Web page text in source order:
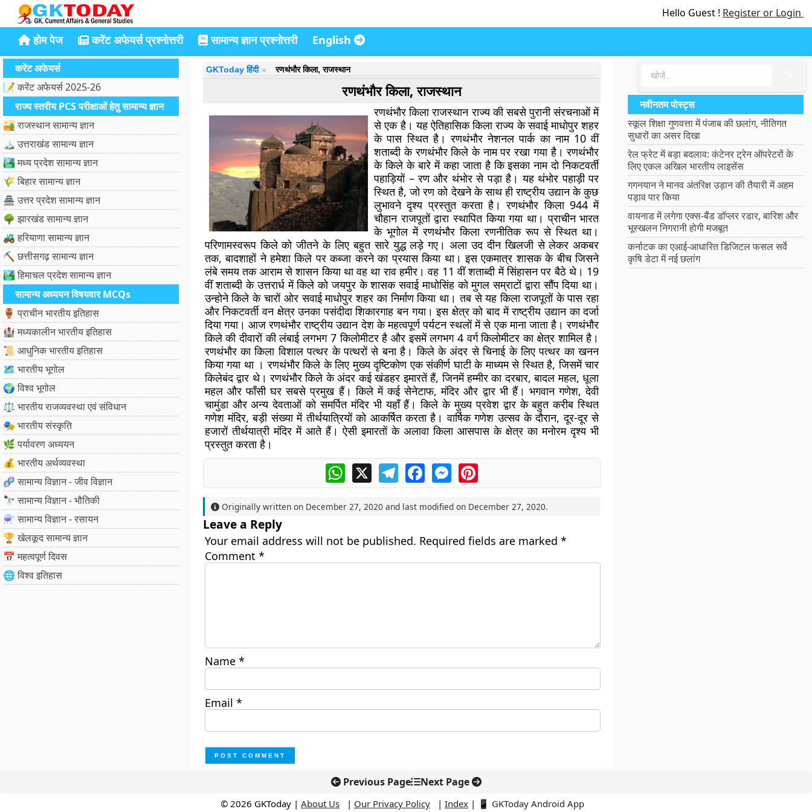
Hello Guest ! Register or Login
होम पेज करेंट अफेयर्स प्रश्नोत्तरी सामान्य ज्ञान प्रश्नोत्तरी English
करेंट अफेयर्स
📝 करेंट अफेयर्स 2025-26
राज्य स्तरीय PCS परीक्षाओं हेतु सामान्य ज्ञान
🏜️ राजस्थान सामान्य ज्ञान
🏔️ उत्तराखंड सामान्य ज्ञान
🏞️ मध्य प्रदेश सामान्य ज्ञान
🌾 बिहार सामान्य ज्ञान
🏯 उत्तर प्रदेश सामान्य ज्ञान
🌳 झारखंड सामान्य ज्ञान
🚜 हरियाणा सामान्य ज्ञान
⛏️ छत्तीसगढ़ सामान्य ज्ञान
🏞️ हिमाचल प्रदेश सामान्य ज्ञान
सामान्य अध्ययन विषयवार MCQs
🏺 प्राचीन भारतीय इतिहास
🏰 मध्यकालीन भारतीय इतिहास
📜 आधुनिक भारतीय इतिहास
🗺️ भारतीय भूगोल
🌍 विश्व भूगोल
⚖️ भारतीय राजव्यवस्था एवं संविधान
🎭 भारतीय संस्कृति
🌿 पर्यावरण अध्ययन
💰 भारतीय अर्थव्यवस्था
🧬 सामान्य विज्ञान - जीव विज्ञान
🔭 सामान्य विज्ञान - भौतिकी
⚗️ सामान्य विज्ञान - रसायन
🏆 खेलकूद सामान्य ज्ञान
📅 महत्वपूर्ण दिवस
🌐 विश्व इतिहास
GKToday हिंदी रणथंभौर किला, राजस्थान
रणथंभौर किला, राजस्थान
रणथंभौर किला राजस्थान राज्य की सबसे पुरानी संरचनाओं में
से एक है। यह ऐतिहासिक किला राज्य के सवाई माधोपुर शहर
के पास स्थित है। रणथंभौर नेशनल पार्क का नाम 10 वीं
शताब्दी के रणथंभौर किले के नाम पर रखा गया है। रणथंभौर
के किले के बारे में कहा जाता है कि इसका नाम दो निकटवर्ती
पहाड़ियों – रण और थंभोर से पड़ा है। यह थंभोर पहाड़ी पर
स्थित है, जो रण को देखने के साथ ही राष्ट्रीय उद्यान के कुछ
लुभावने दृश्य प्रस्तुत करता है। रणथंभौर किला 944 में
चौहान राजपूतों द्वारा स्थापित किया गया था। प्राचीन भारत
के भूगोल में रणथंभौर किला रणनीतिक रूप से स्थित था।
परिणामस्वरूप किले को जीतने के लिए बहुत सारे युद्ध लड़े गए। अला उद दीन खिलजी से लेकर अकबर
तक, बादशाहों ने हमेशा किले पर कब्जा करने का प्रयास किया था। इस एकमात्र शासक के बीच जिसने
लंबे समय तक आराम से शासन किया था वह था राव हमीर। वह 11 वीं शताब्दी में सिंहासन पर बैठे थे। 19
वीं शताब्दी के उत्तरार्ध में किले को जयपुर के शासक सवाई माधोसिंह को मुगल सम्राटों द्वारा सौंप दिया था।
उन्होने किले के चारों ओर सवाई माधोपुर शहर का निर्माण किया था। तब से यह किला राजपूतों के पास रहा
और निकटवर्ती वन क्षेत्र उनका पसंदीदा शिकारगाह बन गया। इस क्षेत्र को बाद में राष्ट्रीय उद्यान का दर्जा
दिया गया। आज रणथंभौर राष्ट्रीय उद्यान देश के महत्वपूर्ण पर्यटन स्थलों में से एक माना जाता है। रणथंभौर
किले की दीवारों की लंबाई लगभग 7 किलोमीटर है और इसमें लगभग 4 वर्ग किलोमीटर का क्षेत्र शामिल है।
रणथंभौर का किला विशाल पत्थर के पत्थरों से बना है। किले के अंदर से चिनाई के लिए पत्थर का खनन
किया गया था । रणथंभौर किले के लिए मुख्य दृष्टिकोण एक संकीर्ण घाटी के माध्यम से स्थित है, जिसमें चार
किलेबंद द्वार थे। रणथंभौर किले के अंदर कई खंडहर इमारतें हैं, जिनमें हम्मीर का दरबार, बादल महल, धूला
महल और फाँसी घर सबसे प्रमुख हैं। किले में कई सेनेटाफ, मंदिर और द्वार भी हैं। भगवान गणेश, देवी
चामुंडा और अन्य देवताओं को समर्पित मंदिर भी यहाँ हैं। किले के मुख्य प्रवेश द्वार के बहुत करीब स्थित
गणेश मंदिर, बड़ी संख्या में तीर्थयात्रियों को आकर्षित करता है। वार्षिक गणेश उत्सव के दौरान, दूर-दूर से
हजारों तीर्थयात्री मंदिर में आते हैं। ऐसी इमारतों के अलावा किला आसपास के क्षेत्र का मनोरम दृश्य भी
प्रस्तुत करता है।
WhatsApp
X TelegramFacebookMessengerPinterest
Originally written on December 27, 2020 and last modified on December 27, 2020.
Leave a Reply
Your email address will not be published. Required fields are marked *
Comment *
Name *
Email *
नवीनतम पोस्ट्स
स्कूल शिक्षा गुणवत्ता में पंजाब की छलांग, नीतिगत
सुधारों का असर दिखा
रेल फ्रेट में बड़ा बदलाव: कंटेनर ट्रेन ऑपरेटरों के
लिए एकल अखिल भारतीय लाइसेंस
गगनयान ने मानव अंतरिक्ष उड़ान की तैयारी में अहम
पड़ाव पार किया
वायनाड में लगेगा एक्स-बैंड डॉप्लर रडार, बारिश और
भूस्खलन निगरानी होगी मजबूत
कर्नाटक का एआई-आधारित डिजिटल फसल सर्वे
कृषि डेटा में नई छलांग
Previous Page Next Page
© 2026 GKToday | About Us | Our Privacy Policy | Index | 📱 GKToday Android App